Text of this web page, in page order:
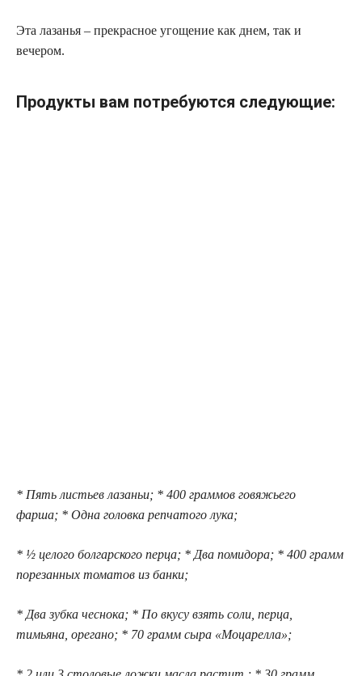
Эта лазанья – прекрасное угощение как днем, так и
вечером.
Продукты вам потребуются следующие:
* Пять листьев лазаньи; * 400 граммов говяжьего
фарша; * Одна головка репчатого лука;
* ½ целого болгарского перца; * Два помидора; * 400 грамм
порезанных томатов из банки;
* Два зубка чеснока; * По вкусу взять соли, перца,
тимьяна, орегано; * 70 грамм сыра «Моцарелла»;